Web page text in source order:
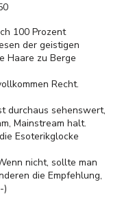
100 Prozent
der geistigen
Haare zu Berge
Recht.
durchaus sehenswert,
Mainstream halt.
Esoterikglocke
nicht, sollte man
die Empfehlung,
)